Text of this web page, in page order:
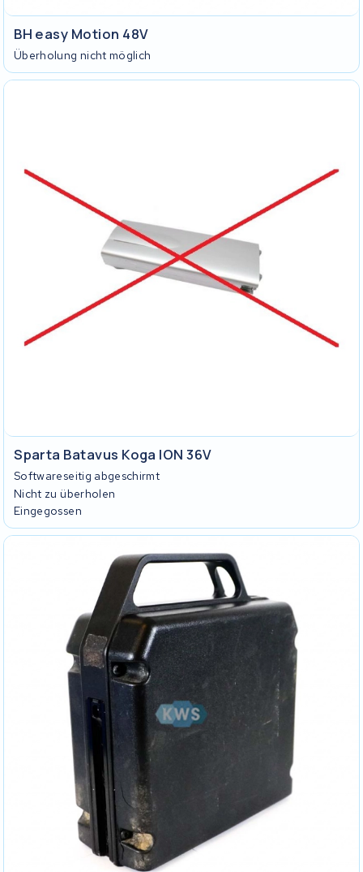
BH easy Motion 48V
Überholung nicht möglich
Sparta Batavus Koga ION 36V
Softwareseitig abgeschirmt
Nicht zu überholen
Eingegossen